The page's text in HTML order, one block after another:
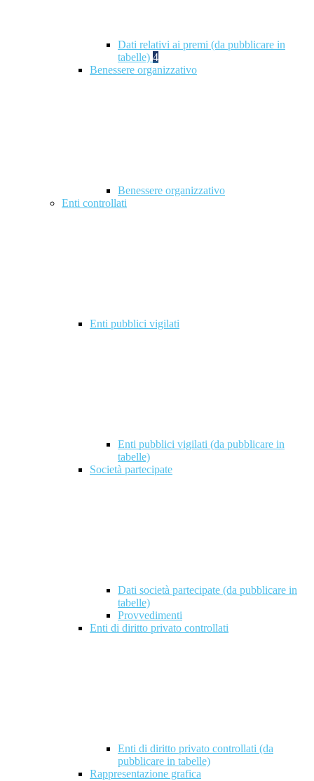
Dati relativi ai premi (da pubblicare in
tabelle) 4
Benessere organizzativo
Benessere organizzativo
Enti controllati
Enti pubblici vigilati
Enti pubblici vigilati (da pubblicare in
tabelle)
Società partecipate
Dati società partecipate (da pubblicare in
tabelle)
Provvedimenti
Enti di diritto privato controllati
Enti di diritto privato controllati (da
pubblicare in tabelle)
Rappresentazione grafica